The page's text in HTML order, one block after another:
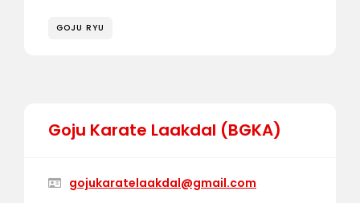
GOJU RYU
Goju Karate Laakdal (BGKA)
gojukaratelaakdal@gmail.com